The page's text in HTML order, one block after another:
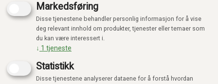
Markedsføring
Disse tjenestene behandler personlig informasjon for å vise
deg relevant innhold om produkter, tjenester eller temaer som
du kan være interessert i.
↓ 1 tjeneste
Statistikk
Disse tjenestene analyserer dataene for å forstå hvordan